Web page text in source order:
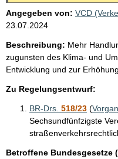
Angegeben von: VCD
23.07.2024
Beschreibung: Mehr
zugunsten des Klima- und
Entwicklung und zur
Zu Regelungsentwurf:
BR-Drs. 518/23 (
Sechsundfünfzigste
Betroffene Bundesgesetze